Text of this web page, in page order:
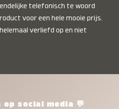
telefonisch te woord
voor een hele mooie prijs.
verliefd op en niet
op social media 💬